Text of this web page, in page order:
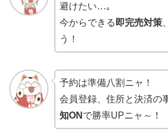
避けたい…｡
今からできる即完売対策
う！
予約は準備八割ニャ！
会員登録、住所と決済の
知ON で勝率UPニャ～！